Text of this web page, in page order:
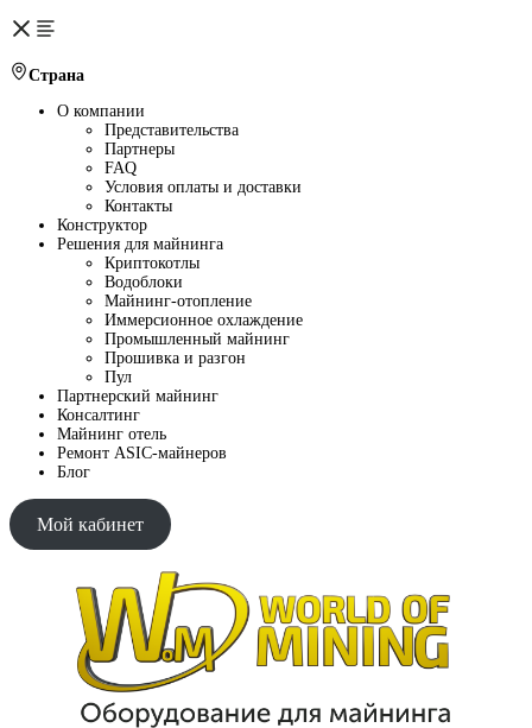
Страна
О компании
Представительства
Партнеры
FAQ
Условия оплаты и доставки
Контакты
Конструктор
Решения для майнинга
Криптокотлы
Водоблоки
Майнинг-отопление
Иммерсионное охлаждение
Промышленный майнинг
Прошивка и разгон
Пул
Партнерский майнинг
Консалтинг
Майнинг отель
Ремонт ASIC-майнеров
Блог
Мой кабинет